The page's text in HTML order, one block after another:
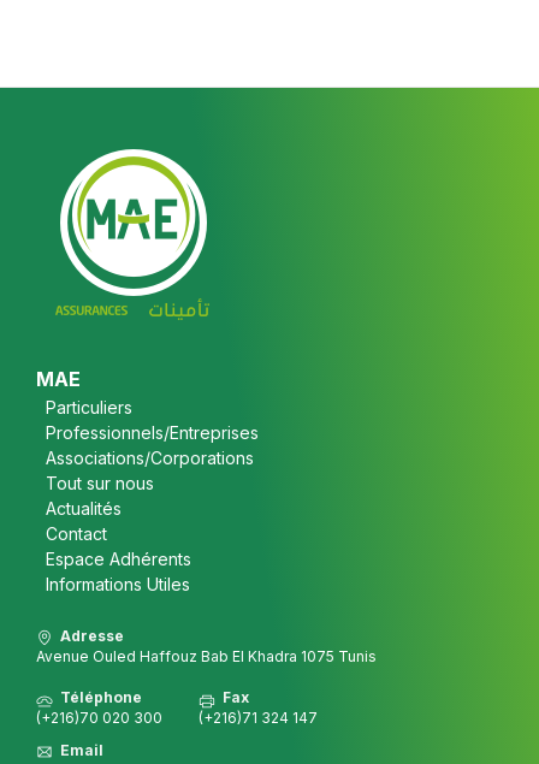
Footer
MAE
Particuliers
Professionnels/Entreprises
Associations/Corporations
Tout sur nous
Actualités
Contact
Espace Adhérents
Informations Utiles
Adresse
Avenue Ouled Haffouz Bab El Khadra 1075 Tunis
Téléphone
(+216)70 020 300
Fax
(+216)71 324 147
Email